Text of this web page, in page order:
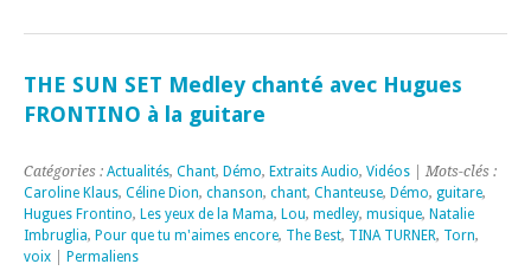
THE SUN SET Medley chanté avec Hugues
FRONTINO à la guitare
Catégories : Actualités, Chant, Démo, Extraits Audio, Vidéos | Mots-clés :
Caroline Klaus, Céline Dion, chanson, chant, Chanteuse, Démo, guitare,
Hugues Frontino, Les yeux de la Mama, Lou, medley, musique, Natalie
Imbruglia, Pour que tu m'aimes encore, The Best, TINA TURNER, Torn,
voix
Permaliens